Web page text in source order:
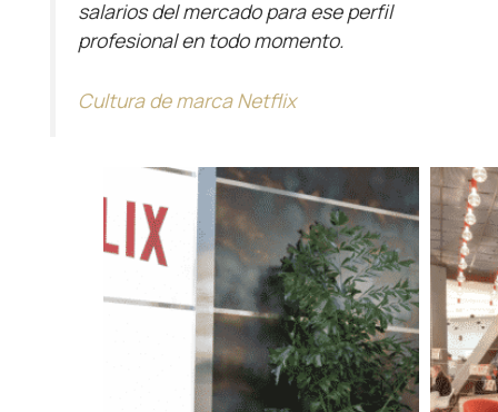
salarios del mercado para ese perfil
profesional en todo momento.
Cultura de marca Netflix